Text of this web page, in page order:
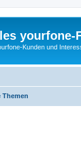
yourfone-
Kunden und
Themen